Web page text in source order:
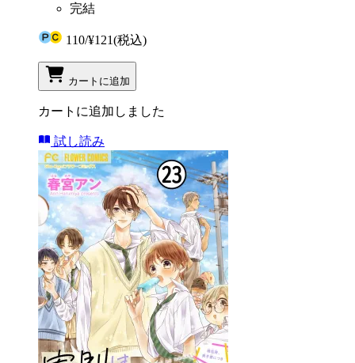
完結
110/¥121(税込)
カートに追加
カートに追加しました
試し読み